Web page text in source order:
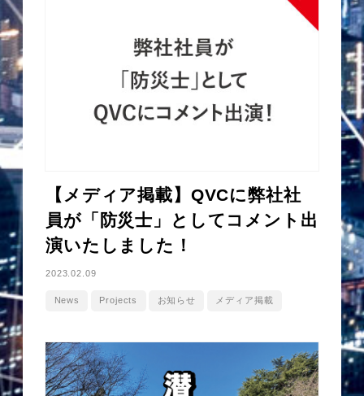
【メディア掲載】QVCに弊社社
員が「防災士」としてコメント出
演いたしました！
2023.02.09
News Projects お知らせ メディア掲載